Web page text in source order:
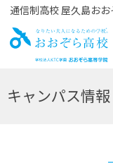
通信制高校 屋久島お
お
キャンパス情報